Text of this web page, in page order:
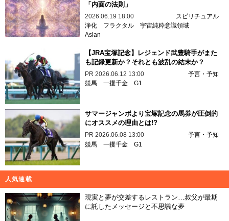
「内面の法則」
2026.06.19 18:00
スピリチュアル
浄化
フラクタル 宇宙純粋意識領域
Aslan
【JRA宝塚記念】レジェンド武豊騎手がまた
も記録更新か？それとも波乱の結末か？
PR 2026.06.12 13:00
予言・予知
競馬 一攫千金 G1
サマージャンボより宝塚記念の馬券が圧倒的
にオススメの理由とは!?
PR 2026.06.08 13:00
予言・予知
競馬 一攫千金 G1
人気連載
現実と夢が交差するレストラン…叔父が最期
に託したメッセージと不思議な夢